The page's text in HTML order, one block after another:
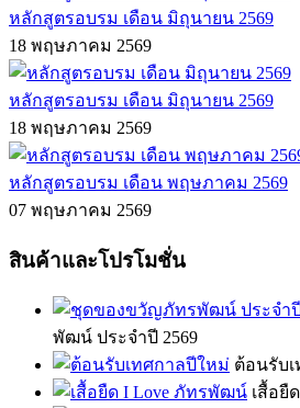
หลักสูตรอบรม เดือน มิถุนายน 2569
18 พฤษภาคม 2569
หลักสูตรอบรม เดือน มิถุนายน 2569
18 พฤษภาคม 2569
หลักสูตรอบรม เดือน พฤษภาคม 2569
07 พฤษภาคม 2569
สินค้าและโปรโมชั่น
พัฒน์ ประจำปี 2569
ต้อนรับ
เสื้อยื